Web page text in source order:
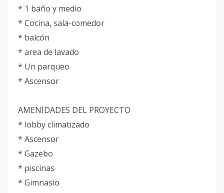
* 1 baño y medio
* Cocina, sala-comedor
* balcón
* area de lavado
* Un parqueo
* Ascensor
AMENIDADES DEL PROYECTO
* lobby climatizado
* Ascensor
* Gazebo
* piscinas
* Gimnasio